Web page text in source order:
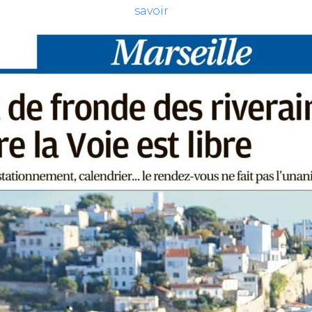
savoir